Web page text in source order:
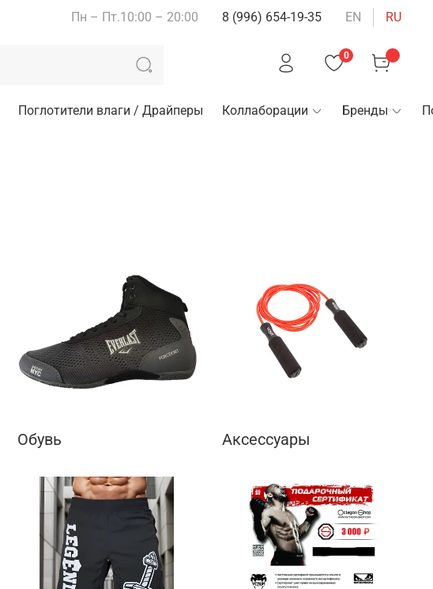
Пн – Пт.10:00 – 20:00 8 (996) 654-19-35 EN RU
0
Поглотители влаги / Драйперы Коллаборации Бренды
Обувь Аксессуары